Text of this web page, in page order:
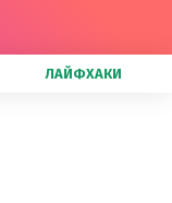
ЛАЙФХАКИ